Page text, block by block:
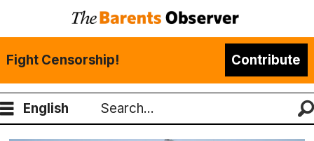
Fight Censorship! Contribute
English
Search